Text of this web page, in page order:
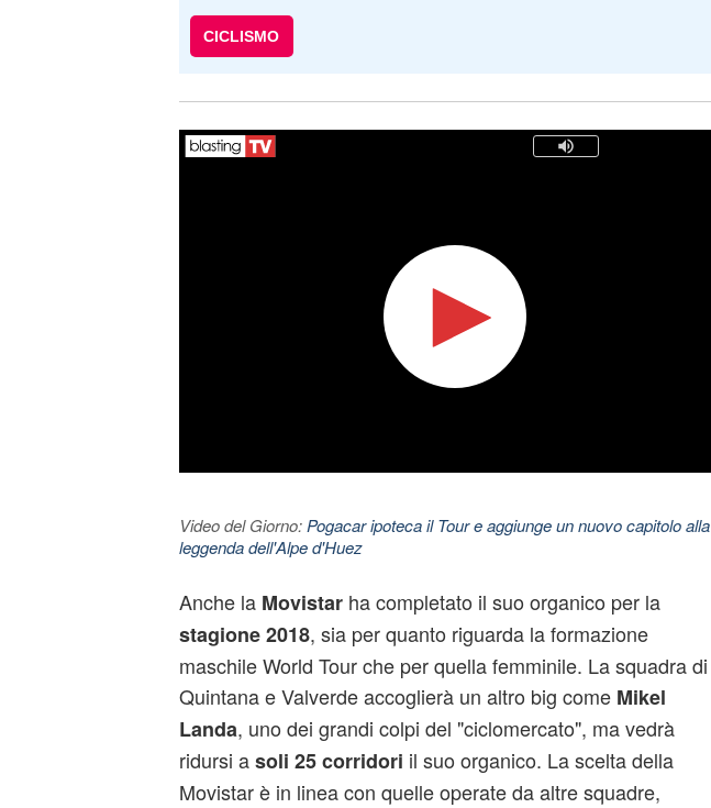
CICLISMO
Video del Giorno: Pogacar ipoteca il Tour e aggiunge un nuovo capitolo alla
leggenda dell'Alpe d'Huez
Anche la Movistarha completato il suo organico per la
stagione 2018, sia per quanto riguarda la formazione
maschile World Tour che per quella femminile. La squadra di
Quintana e Valverde accoglierà un altro big come Mikel
Landa, uno dei grandi colpi del "ciclomercato", ma vedrà
ridursi asoli 25 corridori il suo organico. La scelta della
Movistar è in linea con quelle operate da altre squadre,